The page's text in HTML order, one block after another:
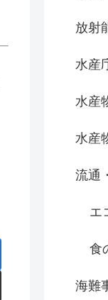
放射
水産
水産
水産
流通
エ
食
海難